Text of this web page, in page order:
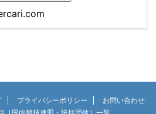
プライバシーポリシー
お問い合わせ